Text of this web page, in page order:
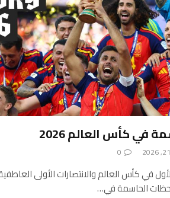
في كأس العالم 2026
0
في كأس العالم والانتصارات الأولى
الحاسمة في…